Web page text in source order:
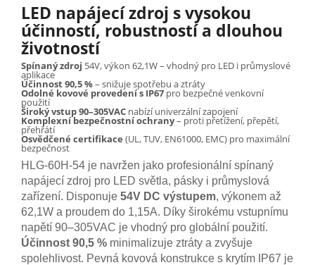
LED napájecí zdroj s vysokou
účinností, robustností a dlouhou
životností
Spínaný zdroj 54V, výkon 62,1W – vhodný pro LED i průmyslové
aplikace
Účinnost 90,5 %– snižuje spotřebu a ztráty
Odolné kovové provedení s IP67 pro bezpečné venkovní
použití
Široký vstup 90–305VAC nabízí univerzální zapojení
Komplexní bezpečnostní ochrany– proti přetížení, přepětí,
přehřátí
Osvědčené certifikace (UL, TUV, EN61000, EMC) pro maximální
bezpečnost
HLG-60H-54 je navržen jako profesionální spínaný
napájecí zdroj pro LED světla, pásky i průmyslová
zařízení. Disponuje 54V DC výstupem, výkonem až
62,1W a proudem do 1,15A. Díky širokému vstupnímu
napětí 90–305VAC je vhodný pro globální použití.
Účinnost 90,5 % minimalizuje ztráty a zvyšuje
spolehlivost. Pevná kovová konstrukce s krytím IP67 je